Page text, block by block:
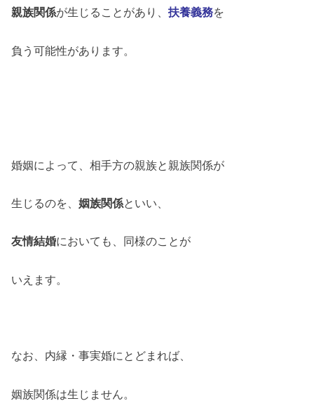
親族関係が生じることがあり、扶養義務を
負う可能性があります。
婚姻によって、相手方の親族と親族関係が
生じるのを、姻族関係といい、
友情結婚においても、同様のことが
いえます。
なお、内縁・事実婚にとどまれば、
姻族関係は生じません。